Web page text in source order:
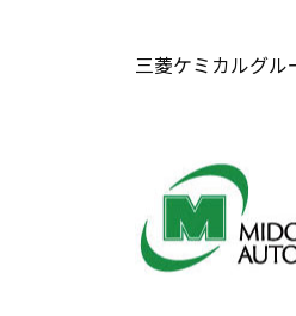
三菱ケミカルグル